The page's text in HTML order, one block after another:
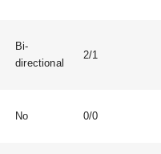
Bi-
directional
2/1
No 0/0